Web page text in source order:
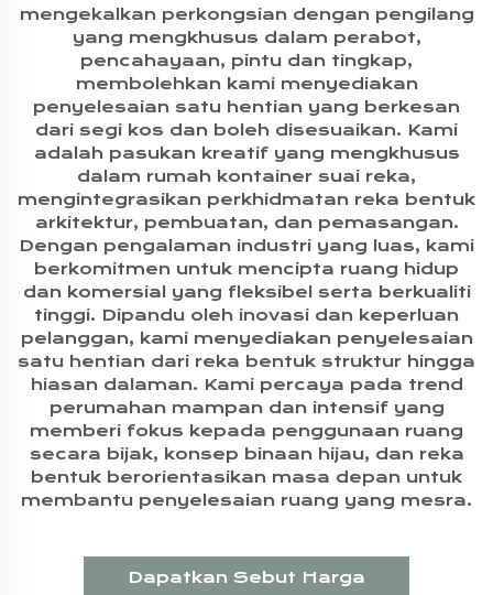
mengekalkan perkongsian dengan pengilang
yang mengkhusus dalam perabot,
pencahayaan, pintu dan tingkap,
membolehkan kami menyediakan
penyelesaian satu hentian yang berkesan
dari segi kos dan boleh disesuaikan. Kami
adalah pasukan kreatif yang mengkhusus
dalam rumah kontainer suai reka,
mengintegrasikan perkhidmatan reka bentuk
arkitektur, pembuatan, dan pemasangan.
Dengan pengalaman industri yang luas, kami
berkomitmen untuk mencipta ruang hidup
dan komersial yang fleksibel serta berkualiti
tinggi. Dipandu oleh inovasi dan keperluan
pelanggan, kami menyediakan penyelesaian
satu hentian dari reka bentuk struktur hingga
hiasan dalaman. Kami percaya pada trend
perumahan mampan dan intensif yang
memberi fokus kepada penggunaan ruang
secara bijak, konsep binaan hijau, dan reka
bentuk berorientasikan masa depan untuk
membantu penyelesaian ruang yang mesra.
Dapatkan Sebut Harga